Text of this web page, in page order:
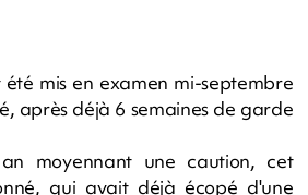
mis en examen mi-septembre
après déjà 6 semaines de garde
moyennant une caution, cet
qui avait déjà écopé d'une